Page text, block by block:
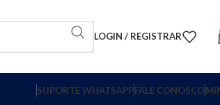
LOGIN / REGISTRAR
SUPORTE WHATSAPPFALE CONOSCO